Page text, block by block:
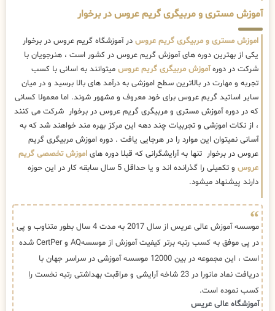
آموزش مستری و مربیگری گریم عروس در برخوار
اموزش مستری و مربیگری گریم عروس در آموزشگاه گریم عروس در برخوار
یکی از بهترین دوره های آموزش گریم عروس در کشور است ، هنرجویان با
شرکت در دورهآموزش مربیگری گریم عروس میتوانند به اسانی با کسب
تجربه و مهارت در بالاترین سطح اموزشی به درآمد های بالا برسید و در میان
سایر اساتید گریم عروس برای خود معروف و مشهور شوند. اما معمولا کسانی
که در دوره آموزش مستری و مربیگری گریم عروس در برخوار شرکت می کنند
، از نکات اموزشی و تجربیات چند دهه این مرکز بهره مند خواهند شد که به
آسانی نمیتوان این موارد را در هرجایی یافت . دوره اموزش مربیگری گریم
عروس در برخوار تنها به آرایشگرانی که قبلا دوره های اموزش تخصصی گریم
عروس
و تکمیلی را گذرانده اند و یا حداقل 5 سال سابقه کار در این حوزه
دارند پیشنهاد میشود.
موسسه آموزش عالی عریس از سال 2017 به مدت 4 سال بطور متناوب و پی
در پی موفق به کسب رتبه برتر کیفیت آموزش از موسسهAQ و CertPer شده
است ، این مجموعه در بین 12000 موسسه آموزشی در سراسر جهان با
دریافت نماد مانورا در 23 شاخه آرایشی و مراقبت بهداشتی رتبه نخست را
کسب نموده است.
آموزشگاه عالی عریس